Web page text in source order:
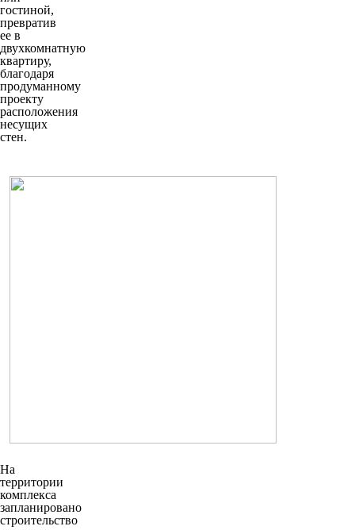
гостиной,
превратив
ее в
двухкомнатную
квартиру,
благодаря
продуманному
проекту
расположения
несущих
стен.
На
территории
комплекса
запланировано
строительство